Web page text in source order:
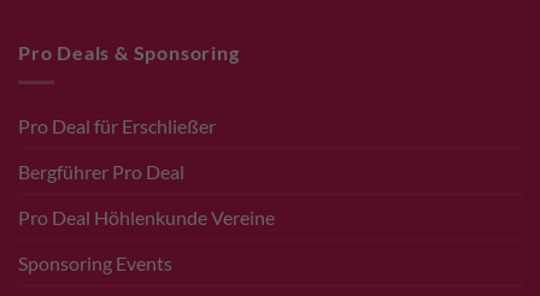
Pro Deals & Sponsoring
Pro Deal für Erschließer
Bergführer Pro Deal
Pro Deal Höhlenkunde Vereine
Sponsoring Events